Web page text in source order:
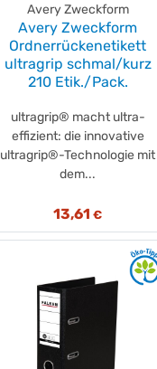
Avery Zweckform
Avery Zweckform
Ordnerrückenetikett
ultragrip schmal/kurz
210 Etik./Pack.
ultragrip® macht ultra-
effizient: die innovative
ultragrip®-Technologie mit
dem...
13,61 €